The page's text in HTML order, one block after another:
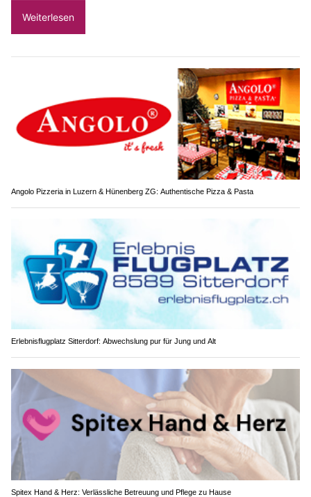
Weiterlesen
Angolo Pizzeria in Luzern & Hünenberg ZG: Authentische Pizza & Pasta
Erlebnisflugplatz Sitterdorf: Abwechslung pur für Jung und Alt
Spitex Hand & Herz: Verlässliche Betreuung und Pflege zu Hause